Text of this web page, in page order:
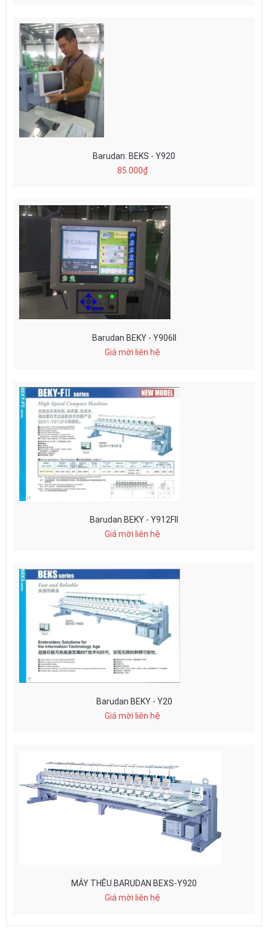
Barudan: BEKS - Y920
85.000₫
Barudan BEKY - Y906II
Giá mời liên hệ
Barudan BEKY - Y912FII
Giá mời liên hệ
Barudan BEKY - Y20
Giá mời liên hệ
MÁY THÊU BARUDAN BEXS-Y920
Giá mời liên hệ